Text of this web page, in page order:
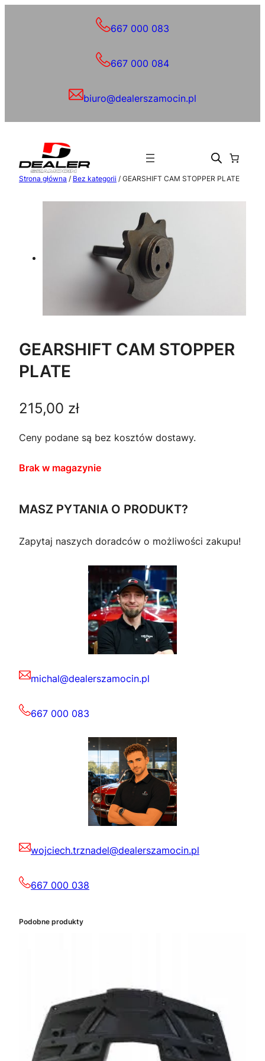
667 000 083
667 000 084
biuro@dealerszamocin.pl
Strona główna / Bez kategorii / GEARSHIFT CAM STOPPER PLATE
GEARSHIFT CAM STOPPER
PLATE
215,00 zł
Ceny podane są bez kosztów dostawy.
Brak w magazynie
MASZ PYTANIA O PRODUKT?
Zapytaj naszych doradców o możliwości zakupu!
michal@dealerszamocin.pl
667 000 083
wojciech.trznadel@dealerszamocin.pl
667 000 038
Podobne produkty